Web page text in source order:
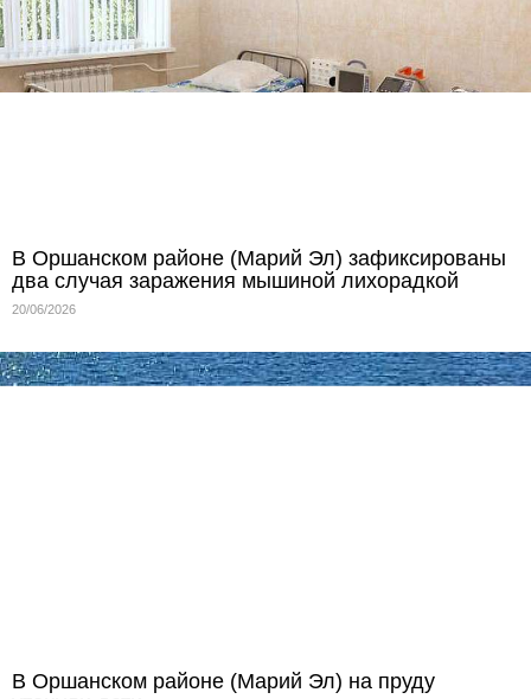
В Оршанском районе (Марий Эл) зафиксированы
два случая заражения мышиной лихорадкой
20/06/2026
В Оршанском районе (Марий Эл) на пруду